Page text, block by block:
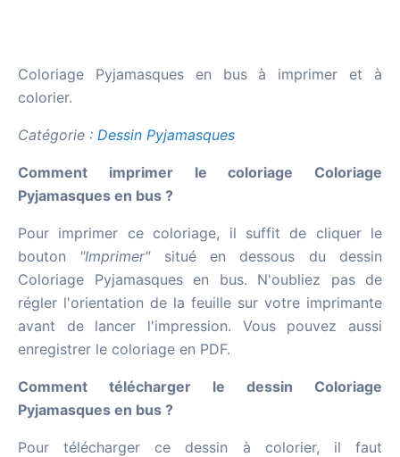
Coloriage Pyjamasques en bus à imprimer et à
colorier.
Catégorie : Dessin Pyjamasques
Comment imprimer le coloriage Coloriage
Pyjamasques en bus ?
Pour imprimer ce coloriage, il suffit de cliquer le
bouton "Imprimer"situé en dessous du dessin
Coloriage Pyjamasques en bus. N'oubliez pas de
régler l'orientation de la feuille sur votre imprimante
avant de lancer l'impression. Vous pouvez aussi
enregistrer le coloriage en PDF.
Comment télécharger le dessin Coloriage
Pyjamasques en bus ?
Pour télécharger ce dessin à colorier, il faut